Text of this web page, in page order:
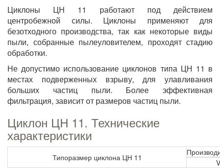
Циклоны ЦН 11 работают под действием
центробежной силы. Циклоны применяют для
безотходного производства, так как некоторые виды
пыли, собранные пылеуловителем, проходят стадию
обработки.
Не допустимо использование циклонов типа ЦН 11 в
местах подверженных взрыву, для улавливания
больших частиц пыли. Более эффективная
фильтрация, зависит от размеров частиц пыли.
Циклон ЦН 11. Технические
характеристики
Типоразмер циклона ЦН 11